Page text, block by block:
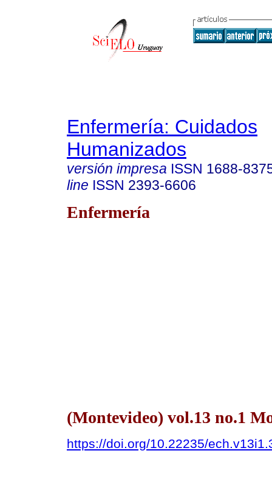
Enfermería: Cuidados
Humanizados
versión impresa ISSN 1688-
line ISSN 2393-6606
Enfermería
(Montevideo) vol.13 no.1
https://doi.org/10.22235/